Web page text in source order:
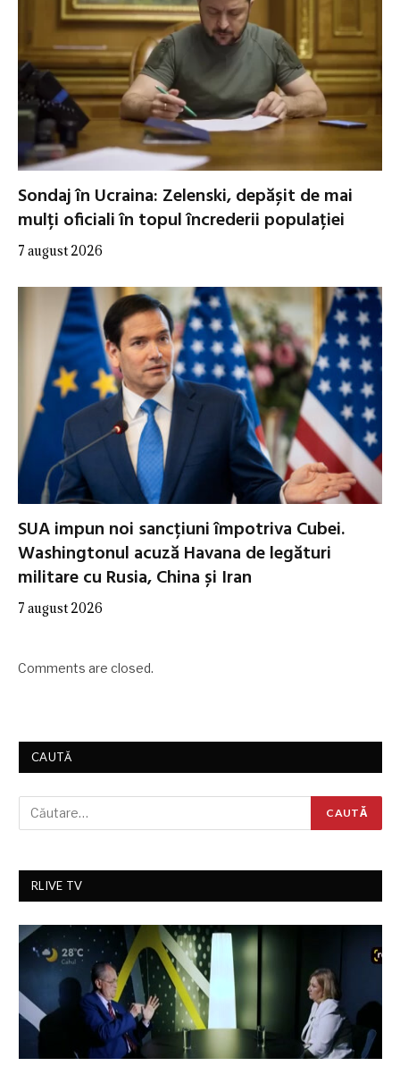
Sondaj în Ucraina: Zelenski, depășit de mai
mulți oficiali în topul încrederii populației
7 august 2026
SUA impun noi sancțiuni împotriva Cubei.
Washingtonul acuză Havana de legături
militare cu Rusia, China și Iran
7 august 2026
Comments are closed.
CAUTĂ
RLIVE TV